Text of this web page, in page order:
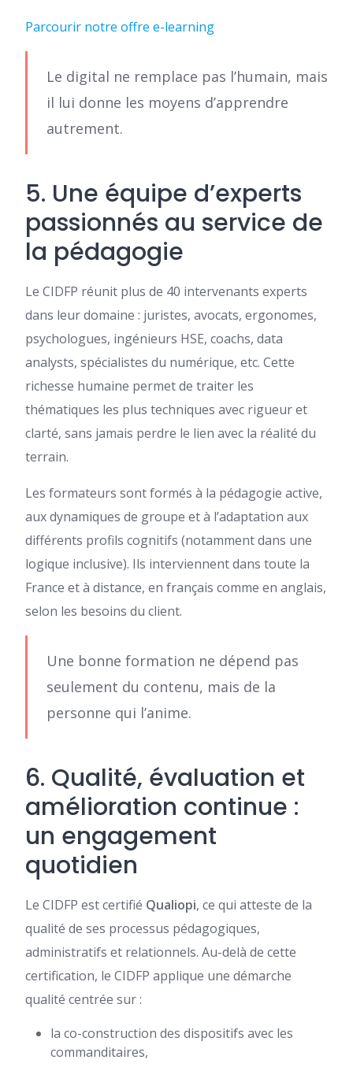
Parcourir notre offre e-learning
Le digital ne remplace pas l’humain, mais
il lui donne les moyens d’apprendre
autrement.
5. Une équipe d’experts
passionnés au service de
la pédagogie
Le CIDFP réunit plus de 40 intervenants experts
dans leur domaine : juristes, avocats, ergonomes,
psychologues, ingénieurs HSE, coachs, data
analysts, spécialistes du numérique, etc. Cette
richesse humaine permet de traiter les
thématiques les plus techniques avec rigueur et
clarté, sans jamais perdre le lien avec la réalité du
terrain.
Les formateurs sont formés à la pédagogie active,
aux dynamiques de groupe et à l’adaptation aux
différents profils cognitifs (notamment dans une
logique inclusive). Ils interviennent dans toute la
France et à distance, en français comme en anglais,
selon les besoins du client.
Une bonne formation ne dépend pas
seulement du contenu, mais de la
personne qui l’anime.
6. Qualité, évaluation et
amélioration continue :
un engagement
quotidien
Le CIDFP est certifié Qualiopi, ce qui atteste de la
qualité de ses processus pédagogiques,
administratifs et relationnels. Au-delà de cette
certification, le CIDFP applique une démarche
qualité centrée sur :
la co-construction des dispositifs avec les
commanditaires,